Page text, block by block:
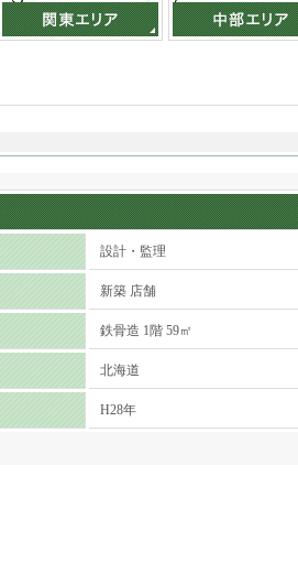
設計・監理
新築 店舗
鉄骨造 1階 59㎡
北海道
H28年